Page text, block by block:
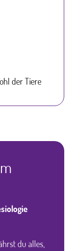
der Tiere
du alles,